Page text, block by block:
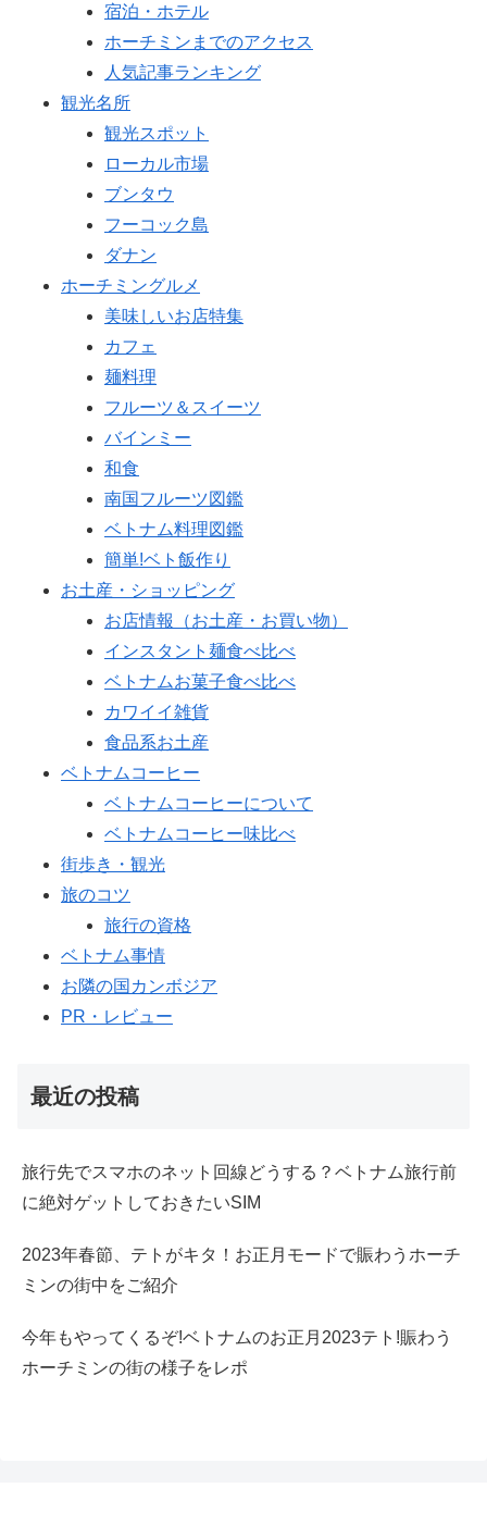
宿泊・ホテル
ホーチミンまでのアクセス
人気記事ランキング
観光名所
観光スポット
ローカル市場
ブンタウ
フーコック島
ダナン
ホーチミングルメ
美味しいお店特集
カフェ
麺料理
フルーツ＆スイーツ
バインミー
和食
南国フルーツ図鑑
ベトナム料理図鑑
簡単!ベト飯作り
お土産・ショッピング
お店情報（お土産・お買い物）
インスタント麺食べ比べ
ベトナムお菓子食べ比べ
カワイイ雑貨
食品系お土産
ベトナムコーヒー
ベトナムコーヒーについて
ベトナムコーヒー味比べ
街歩き・観光
旅のコツ
旅行の資格
ベトナム事情
お隣の国カンボジア
PR・レビュー
最近の投稿
旅行先でスマホのネット回線どうする？ベトナム旅行前
に絶対ゲットしておきたいSIM
2023年春節、テトがキタ！お正月モードで賑わうホーチ
ミンの街中をご紹介
今年もやってくるぞ!ベトナムのお正月2023テト!賑わう
ホーチミンの街の様子をレポ